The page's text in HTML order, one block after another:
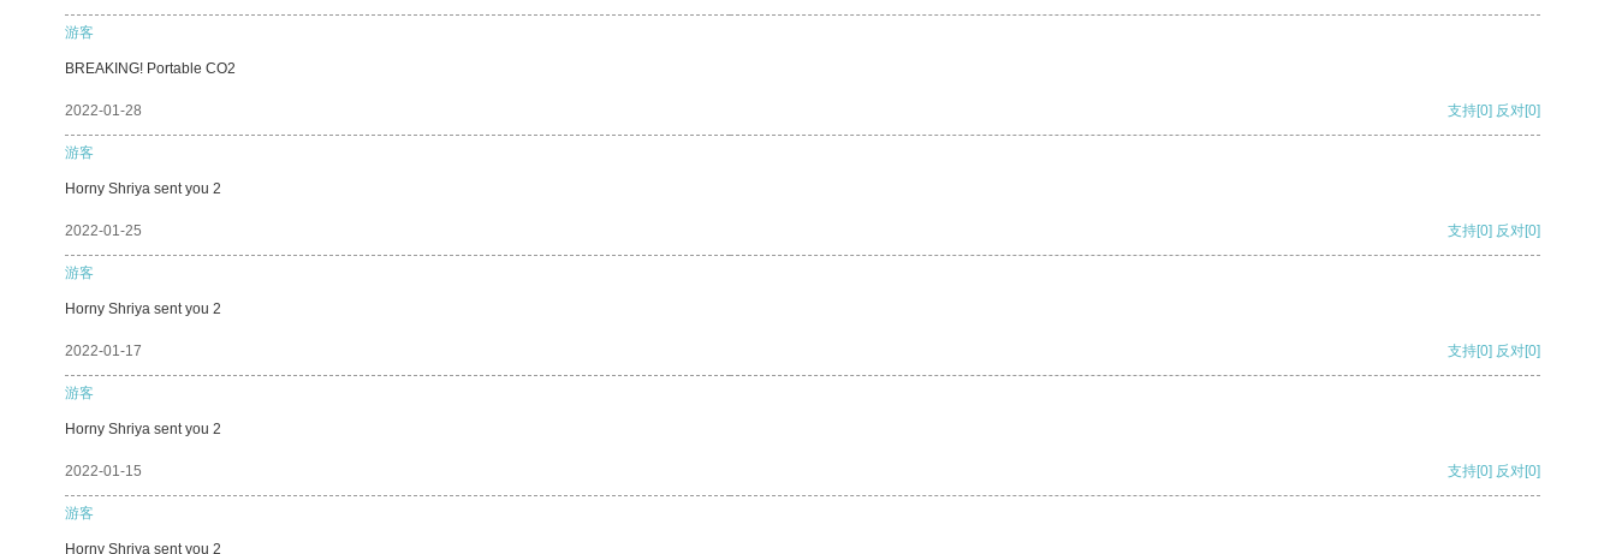
游客
BREAKING! Portable CO2
2022-01-28 支持[0] 反对[0]
游客
Horny Shriya sent you 2
2022-01-25 支持[0] 反对[0]
游客
Horny Shriya sent you 2
2022-01-17 支持[0] 反对[0]
游客
Horny Shriya sent you 2
2022-01-15 支持[0] 反对[0]
游客
Horny Shriya sent you 2